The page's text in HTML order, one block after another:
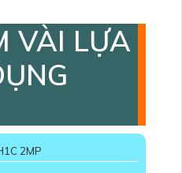
VÀI LỰA
2MP